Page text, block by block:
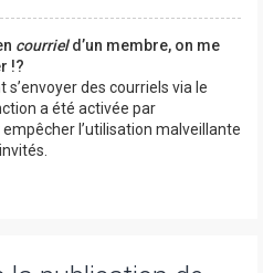
courrield’un membre, on me
!?
des courriels via le
a été activée par
empêcher l’utilisation malveillante